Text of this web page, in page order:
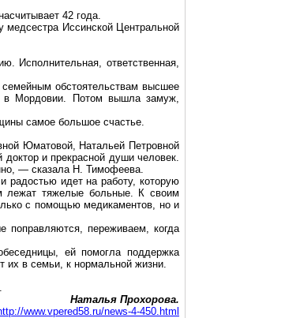
42 года.
Иссинской Центральной
Исполнительная, ответственная,
обстоятельствам высшее
в Мордовии. Потом вышла замуж,
самое большое счастье.
Юматовой, Натальей Петровной
и прекрасной души человек.
— сказала Н. Тимофеева.
радостью идет на работу, которую
лежат тяжелые больные. К своим
с помощью медикаментов, но и
переживаем, когда
ей помогла поддержка
их в семьи, к нормальной жизни.
Наталья Прохорова.
www.vpered58.ru/news-4-450.html